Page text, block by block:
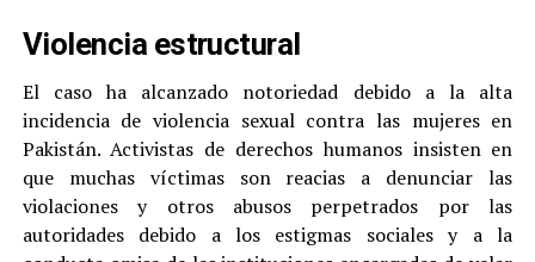
Violencia estructural
El caso ha alcanzado notoriedad debido a la alta
incidencia de violencia sexual contra las mujeres en
Pakistán. Activistas de derechos humanos insisten en
que muchas víctimas son reacias a denunciar las
violaciones y otros abusos perpetrados por las
autoridades debido a los estigmas sociales y a la